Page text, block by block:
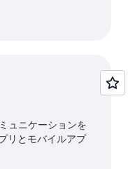
ュニケーションを
リとモバイルアプ